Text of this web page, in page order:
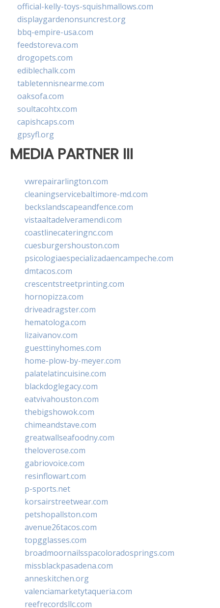
official-kelly-toys-squishmallows.com
displaygardenonsuncrest.org
bbq-empire-usa.com
feedstoreva.com
drogopets.com
ediblechalk.com
tabletennisnearme.com
oaksofa.com
soultacohtx.com
capishcaps.com
gpsyfl.org
MEDIA PARTNER III
vwrepairarlington.com
cleaningservicebaltimore-md.com
beckslandscapeandfence.com
vistaaltadelveramendi.com
coastlinecateringnc.com
cuesburgershouston.com
psicologiaespecializadaencampeche.com
dmtacos.com
crescentstreetprinting.com
hornopizza.com
driveadragster.com
hematologa.com
lizaivanov.com
guesttinyhomes.com
home-plow-by-meyer.com
palatelatincuisine.com
blackdoglegacy.com
eatvivahouston.com
thebigshowok.com
chimeandstave.com
greatwallseafoodny.com
theloverose.com
gabriovoice.com
resinflowart.com
p-sports.net
korsairstreetwear.com
petshopallston.com
avenue26tacos.com
topgglasses.com
broadmoornailsspacoloradosprings.com
missblackpasadena.com
anneskitchen.org
valenciamarketytaqueria.com
reefrecordsllc.com